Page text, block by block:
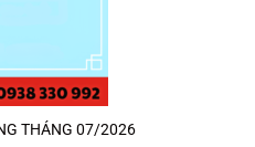
THÁNG 07/2026